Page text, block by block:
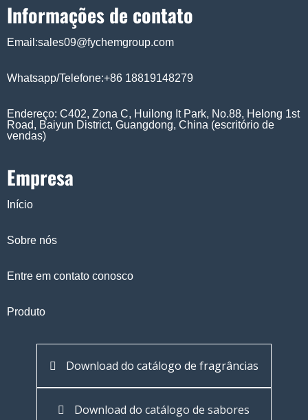
Informações de contato
Email:sales09@fychemgroup.com
Whatsapp/Telefone:+86 18819148279
Endereço: C402, Zona C, Huilong It Park, No.88, Helong 1st
Road, Baiyun District, Guangdong, China (escritório de
vendas)
Empresa
Início
Sobre nós
Entre em contato conosco
Produto
Download do catálogo de fragrâncias
Download do catálogo de sabores